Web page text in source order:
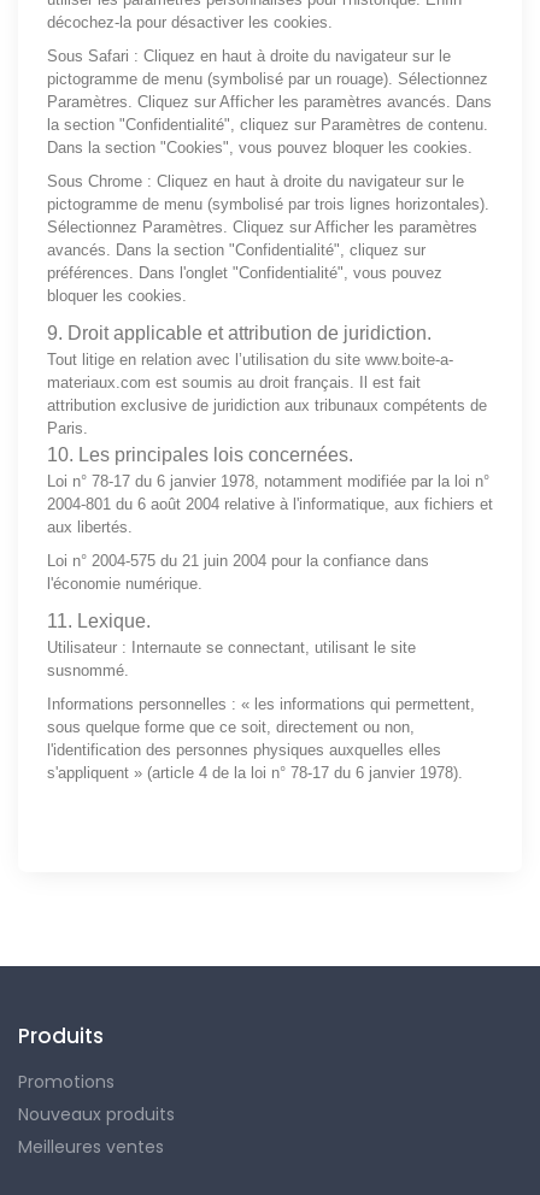
décochez-la pour désactiver les cookies.
Sous Safari : Cliquez en haut à droite du navigateur sur le
pictogramme de menu (symbolisé par un rouage). Sélectionnez
Paramètres. Cliquez sur Afficher les paramètres avancés. Dans
la section "Confidentialité", cliquez sur Paramètres de contenu.
Dans la section "Cookies", vous pouvez bloquer les cookies.
Sous Chrome : Cliquez en haut à droite du navigateur sur le
pictogramme de menu (symbolisé par trois lignes horizontales).
Sélectionnez Paramètres. Cliquez sur Afficher les paramètres
avancés. Dans la section "Confidentialité", cliquez sur
préférences. Dans l'onglet "Confidentialité", vous pouvez
bloquer les cookies.
9. Droit applicable et attribution de juridiction.
Tout litige en relation avec l’utilisation du site www.boite-a-
materiaux.com est soumis au droit français. Il est fait
attribution exclusive de juridiction aux tribunaux compétents de
Paris.
10. Les principales lois concernées.
Loi n° 78-17 du 6 janvier 1978, notamment modifiée par la loi n°
2004-801 du 6 août 2004 relative à l'informatique, aux fichiers et
aux libertés.
Loi n° 2004-575 du 21 juin 2004 pour la confiance dans
l'économie numérique.
11. Lexique.
Utilisateur : Internaute se connectant, utilisant le site
susnommé.
Informations personnelles : « les informations qui permettent,
sous quelque forme que ce soit, directement ou non,
l'identification des personnes physiques auxquelles elles
s'appliquent » (article 4 de la loi n° 78-17 du 6 janvier 1978).
Produits
Promotions
Nouveaux produits
Meilleures ventes